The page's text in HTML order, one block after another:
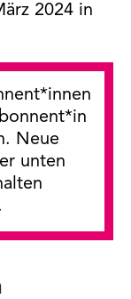
2024 in
Neue
unten